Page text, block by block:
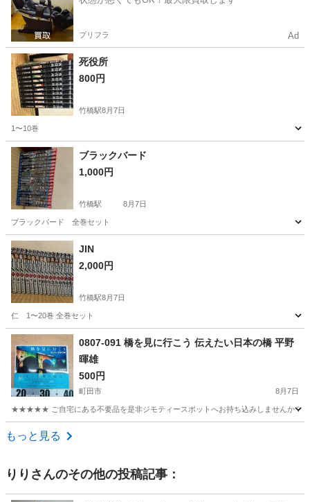
プリフラ Ad
死役所
800円
竹橋駅8月7日
1〜10巻
東京 千代田区 竹橋駅 マンガ、コミック、アニメ
ブラックバード
1,000円
竹橋駅 8月7日
ブラックバード 全巻セット
東京 千代田区
ブラックバード
JIN
2,000円
竹橋駅8月7日
仁 1〜20巻 全巻セット
東京 千代田区 本/CD/DVD
0807-091 橋を見に行こう 伝えたい日本の橋 平野
暉雄
500円
町田市 8月7日
★★★★★ ご自宅にある不要品を是非ジモティースポットへお持ち込みしませんか？
東京 町田市
もっと見る
りり さんのその他の投稿記事：